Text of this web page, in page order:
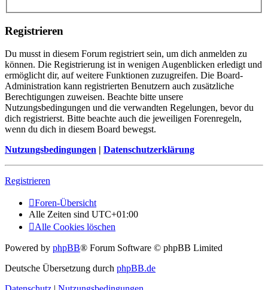
Registrieren
Du musst in diesem Forum registriert sein, um dich anmelden zu
können. Die Registrierung ist in wenigen Augenblicken erledigt und
ermöglicht dir, auf weitere Funktionen zuzugreifen. Die Board-
Administration kann registrierten Benutzern auch zusätzliche
Berechtigungen zuweisen. Beachte bitte unsere
Nutzungsbedingungen und die verwandten Regelungen, bevor du
dich registrierst. Bitte beachte auch die jeweiligen Forenregeln,
wenn du dich in diesem Board bewegst.
Nutzungsbedingungen | Datenschutzerklärung
Registrieren
Foren-Übersicht
Alle Zeiten sind UTC+01:00
Alle Cookies löschen
Powered by phpBB® Forum Software © phpBB Limited
Deutsche Übersetzung durch phpBB.de